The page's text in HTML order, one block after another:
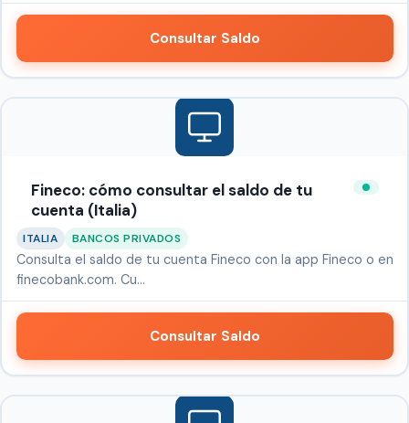
Consultar Saldo
Fineco: cómo consultar el saldo de tu
cuenta (Italia)
ITALIA BANCOS PRIVADOS
Consulta el saldo de tu cuenta Fineco con la app Fineco o en
finecobank.com. Cu…
Consultar Saldo